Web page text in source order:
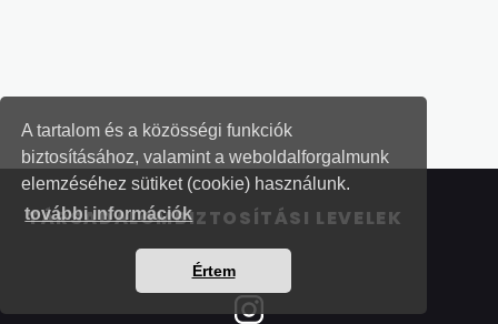
A tartalom és a közösségi funkciók
biztosításához, valamint a weboldalforgalmunk
elemzéséhez sütiket (cookie) használunk.
további információk
Értem
TÁRSADALOMBIZTOSÍTÁSI LEVELEK